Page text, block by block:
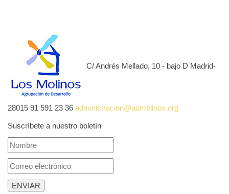
C/ Andrés Mellado, 10 - bajo D Madrid-
28015 91 591 23 36 administracion@admolinos.org
Suscríbete a nuestro boletín